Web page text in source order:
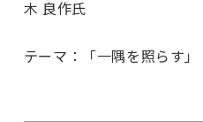
木 良作氏
テーマ：「一隅を照らす」